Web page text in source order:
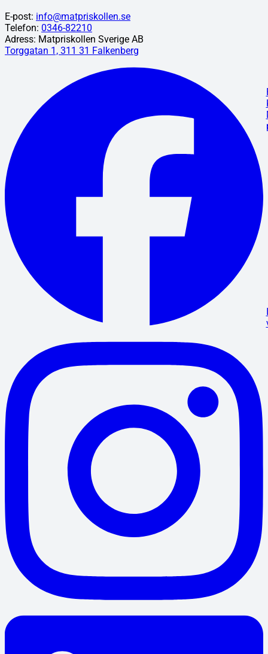
E-post: info@matpriskollen.se
Telefon: 0346-82210
Adress: Matpriskollen Sverige AB
Torggatan 1, 311 31 Falkenberg